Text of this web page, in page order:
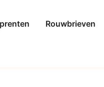
Rouwbrieven